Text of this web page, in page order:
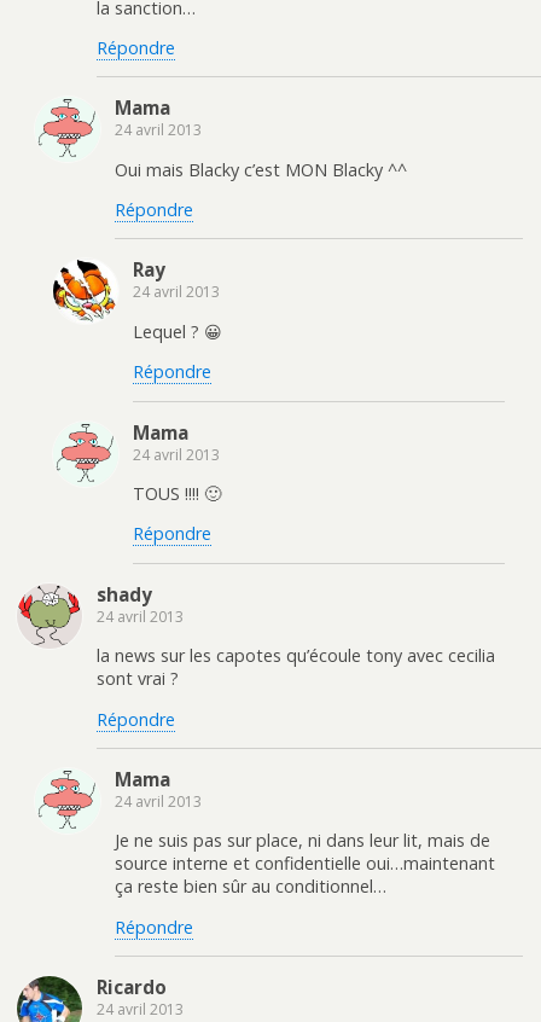
la sanction…
Répondre
Mama
24 avril 2013
Oui mais Blacky c’est MON Blacky ^^
Répondre
Ray
24 avril 2013
Lequel ? 😀
Répondre
Mama
24 avril 2013
TOUS !!!! 🙂
Répondre
shady
24 avril 2013
la news sur les capotes qu’écoule tony avec cecilia
sont vrai ?
Répondre
Mama
24 avril 2013
Je ne suis pas sur place, ni dans leur lit, mais de
source interne et confidentielle oui…maintenant
ça reste bien sûr au conditionnel…
Répondre
Ricardo
24 avril 2013